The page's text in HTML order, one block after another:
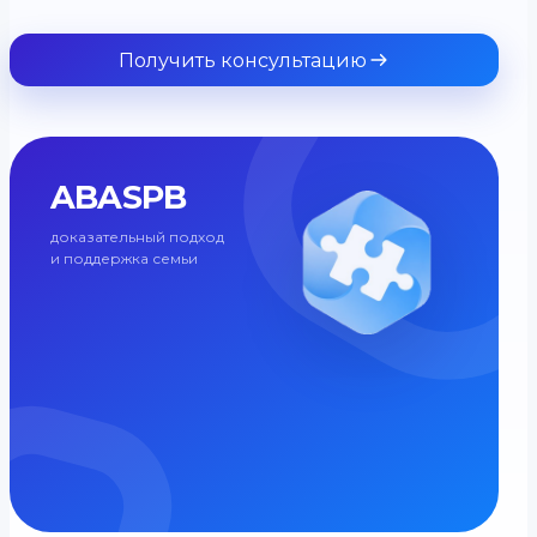
Получить консультацию
ABASPB
доказательный подход
и поддержка семьи